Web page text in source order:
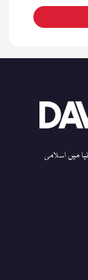
میں اسلامی